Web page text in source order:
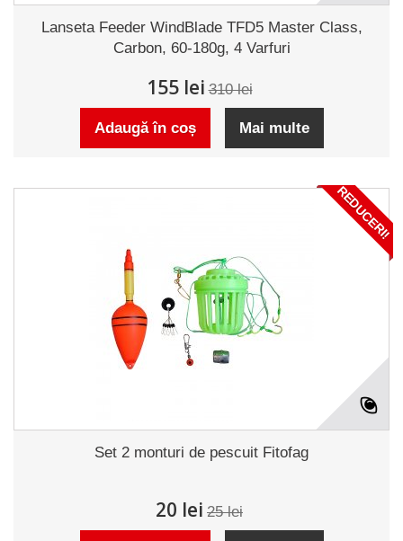
Lanseta Feeder WindBlade TFD5 Master Class,
Carbon, 60-180g, 4 Varfuri
155 lei 310 lei
Adaugă în coș Mai multe
REDUCERI!
Set 2 monturi de pescuit Fitofag
20 lei 25 lei